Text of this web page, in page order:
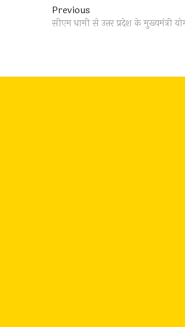
Post
navigation
Previous
post:
सीएम धामी से उत्तर प्रदेश के मुख्यमंत्री